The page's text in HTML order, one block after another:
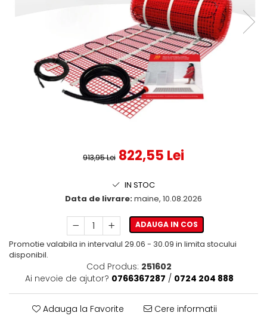
913,95 Lei 822,55 Lei
IN STOC
Data de livrare:maine, 10.08.2026
ADAUGA IN COS
Promotie valabila in intervalul 29.06 - 30.09 in limita stocului
disponibil.
Cod Produs: 251602
Ai nevoie de ajutor? 0766367287 / 0724 204 888
Adauga la Favorite Cere informatii